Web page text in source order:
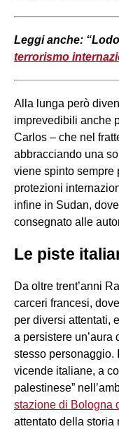
Leggi anche:
terrorismo
Alla lunga però
imprevedibili anche
Carlos – che nel
abbracciando una
viene spinto sempre
protezioni
infine in Sudan,
consegnato alle
Le piste
Da oltre trent’anni
carceri francesi,
per diversi attentati,
a persistere
stesso personaggio.
vicende italiane, a
palestinese”
stazione di Bologna
attentato della storia